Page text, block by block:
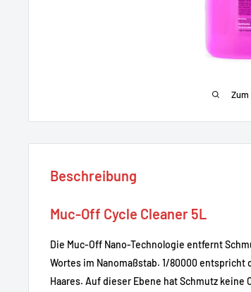
Zum
Beschreibung
Muc-Off Cycle Cleaner 5L
Die Muc-Off Nano-Technologie entfernt
Wortes im Nanomaßstab. 1/80000
Haares. Auf dieser Ebene hat Schmutz keine